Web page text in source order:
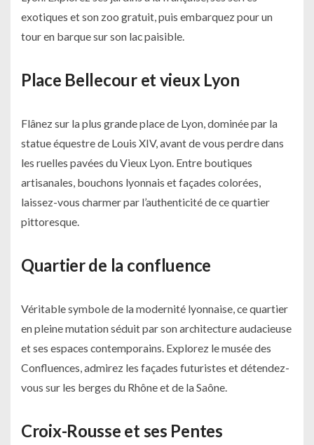
exotiques et son zoo gratuit, puis embarquez pour un
tour en barque sur son lac paisible.
Place Bellecour et vieux Lyon
Flânez sur la plus grande place de Lyon, dominée par la
statue équestre de Louis XIV, avant de vous perdre dans
les ruelles pavées du Vieux Lyon. Entre boutiques
artisanales, bouchons lyonnais et façades colorées,
laissez-vous charmer par l’authenticité de ce quartier
pittoresque.
Quartier de la confluence
Véritable symbole de la modernité lyonnaise, ce quartier
en pleine mutation séduit par son architecture audacieuse
et ses espaces contemporains. Explorez le musée des
Confluences, admirez les façades futuristes et détendez-
vous sur les berges du Rhône et de la Saône.
Croix-Rousse et ses Pentes